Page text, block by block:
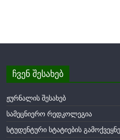
ჩვენ შესახებ
ჟურნალის შესახებ
სამეცნიერო რედკოლეგია
სტუდენტური სტატიების